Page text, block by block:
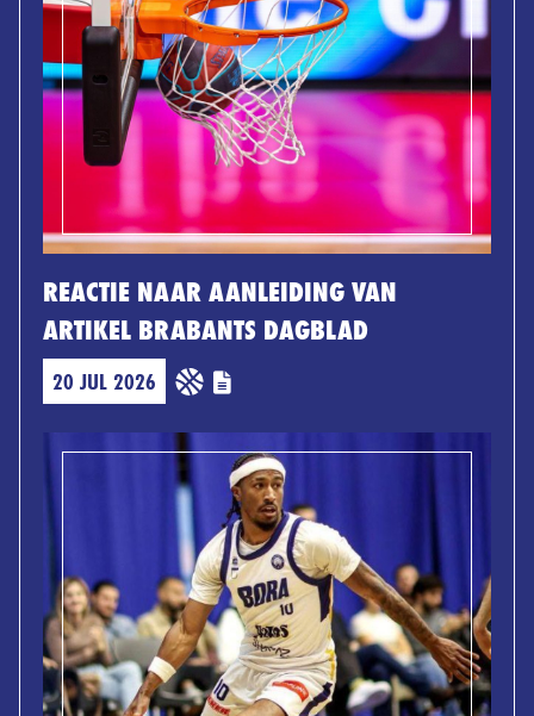
REACTIE NAAR AANLEIDING VAN
ARTIKEL BRABANTS DAGBLAD
20 JUL 2026